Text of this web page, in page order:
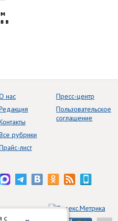
с
в
нас
рубрики
лист
Пресс-центр
Пользовательское
соглашение